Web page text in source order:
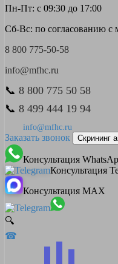
Пн-Пт: с 09:30 до 17:00
Сб-Вс: по согласованию с
8 800 775-50-58
info@mfhc.ru
📞 8 800 775 50 58
📞 8 499 444 19 94
info@mfhc.ru
Заказать звонок Скрининг
Консультация
Консультация
Консультация MAX
🔍
☎